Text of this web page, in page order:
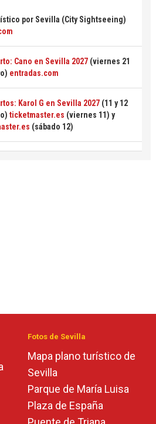
por Sevilla (City Sightseeing)
Cano en Sevilla 2027 (viernes 21
entradas.com
Karol G en Sevilla 2027 (11 y 12
ticketmaster.es (viernes 11) y
(sábado 12)
Fotos de Sevilla
Mapa plano turístico de
Sevilla
Parque de María Luisa
Plaza de España